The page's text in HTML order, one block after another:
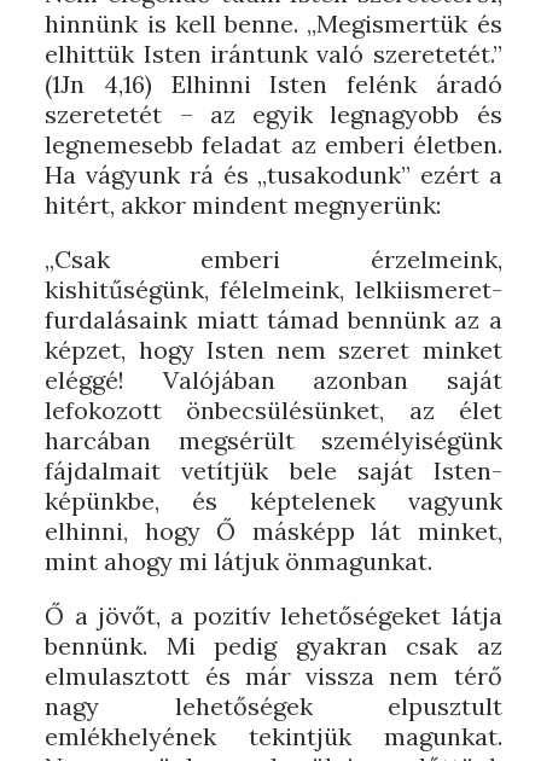
hinnünk is kell benne. „Megismertük és
elhittük Isten irántunk való szeretetét.”
(1Jn 4,16) Elhinni Isten felénk áradó
szeretetét – az egyik legnagyobb és
legnemesebb feladat az emberi életben.
Ha vágyunk rá és „tusakodunk” ezért a
hitért, akkor mindent megnyerünk:
„Csak emberi érzelmeink,
kishitűségünk, félelmeink, lelkiismeret-
furdalásaink miatt támad bennünk az a
képzet, hogy Isten nem szeret minket
eléggé! Valójában azonban saját
lefokozott önbecsülésünket, az élet
harcában megsérült személyiségünk
fájdalmait vetítjük bele saját Isten-
képünkbe, és képtelenek vagyunk
elhinni, hogy Ő másképp lát minket,
mint ahogy mi látjuk önmagunkat.
Ő a jövőt, a pozitív lehetőségeket látja
bennünk. Mi pedig gyakran csak az
elmulasztott és már vissza nem térő
nagy lehetőségek elpusztult
emlékhelyének tekintjük magunkat.